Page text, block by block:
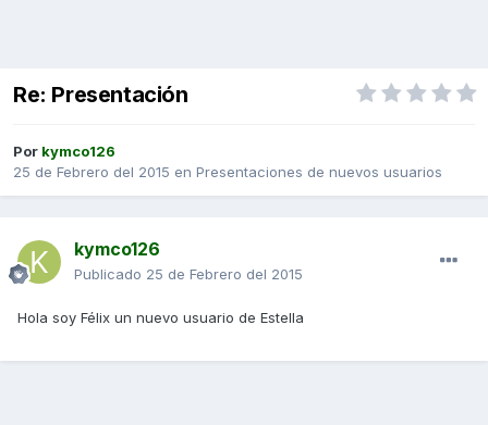
Re: Presentación
Por kymco126
25 de Febrero del 2015 en Presentaciones de nuevos usuarios
kymco126
Publicado 25 de Febrero del 2015
Hola soy Félix un nuevo usuario de Estella